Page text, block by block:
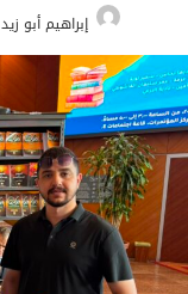
إبراهيم أبو زيد